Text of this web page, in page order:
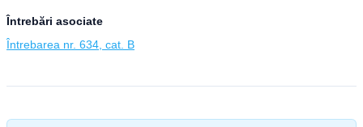
Întrebări asociate
Întrebarea nr. 634, cat. B